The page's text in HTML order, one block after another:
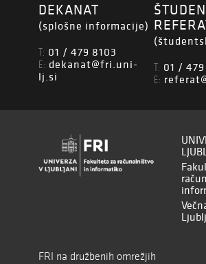
DEKANAT
(splošne informacije)
T: 01 / 479 8103
E: dekanat@fri.uni-
lj.si
T: 01 / 479
E:
FRI na družbenih omrežjih